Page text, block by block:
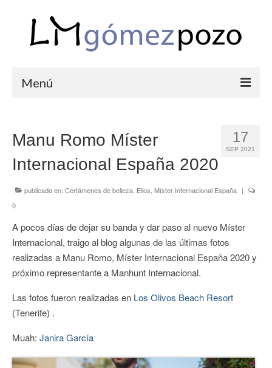
Menú
BODAS
COMUNIONES
CORPORATIVAS
BLOG
SOBRE LM
17
SEP 2021
Manu Romo Míster
Internacional España 2020
publicado en: Certámenes de belleza Ellos Míster Internacional España |
0
A pocos días de dejar su banda y dar paso al nuevo Míster
Internacional, traigo al blog algunas de las últimas fotos
realizadas a Manu Romo, Míster Internacional España 2020 y
próximo representante a Manhunt Internacional.
Las fotos fueron realizadas en Los Olivos Beach Resort
(Tenerife) .
Muah: Janira García